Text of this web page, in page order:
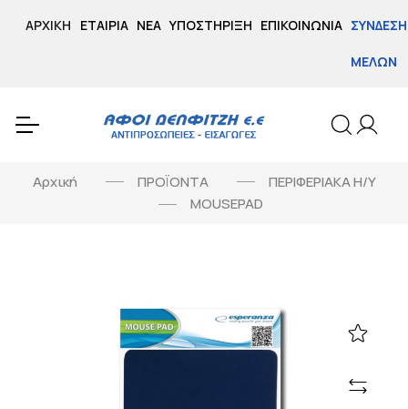
ΑΡΧΙΚΉ ΕΤΑΙΡΊΑ ΝΈΑ ΥΠΟΣΤΉΡΙΞΗ ΕΠΙΚΟΙΝΩΝΊΑ ΣΎΝΔΕΣΗ
ΜΕΛΏΝ
Αρχική ΠΡΟΪΟΝΤΑ
ΠΕΡΙΦΕΡΙΑΚΑ Η/Υ
MOUSEPAD